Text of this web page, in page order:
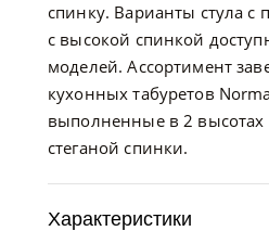
спинку. Варианты стула с
с высокой спинкой
моделей. Ассортимент
кухонных табуретов
выполненные в 2 высотах
стеганой спинки.
Характеристики